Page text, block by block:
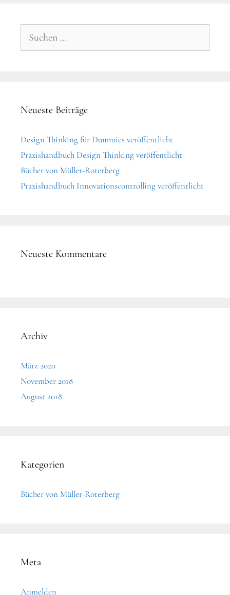
nach:
Neueste Beiträge
Design Thinking für Dummies veröffentlicht
Praxishandbuch Design Thinking veröffentlicht
Bücher von Müller-Roterberg
Praxishandbuch Innovationscontrolling veröffentlicht
Neueste Kommentare
Archiv
März 2020
November 2018
August 2018
Kategorien
Bücher von Müller-Roterberg
Meta
Anmelden